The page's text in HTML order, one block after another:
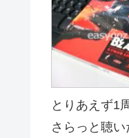
とりあえず1
さらっと聴